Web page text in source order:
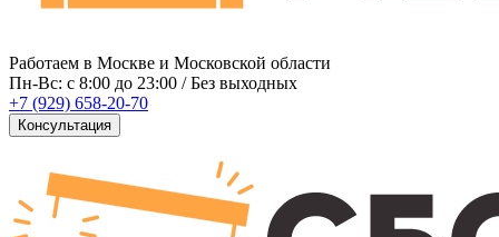
Работаем в Москве и Московской области
Пн-Вс: c 8:00 до 23:00 / Без выходных
+7 (929) 658-20-70
Консультация